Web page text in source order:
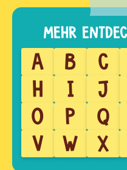
A B C
H
I J
O
P Q
V
W X